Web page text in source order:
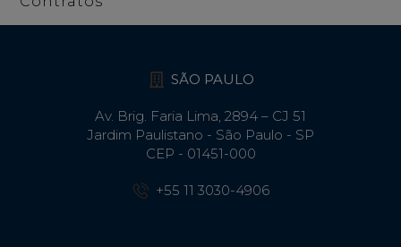
SÃO PAULO
Av. Brig. Faria Lima, 2894 – CJ 51
Jardim Paulistano - São Paulo - SP
CEP - 01451-000
+55 11 3030-4906